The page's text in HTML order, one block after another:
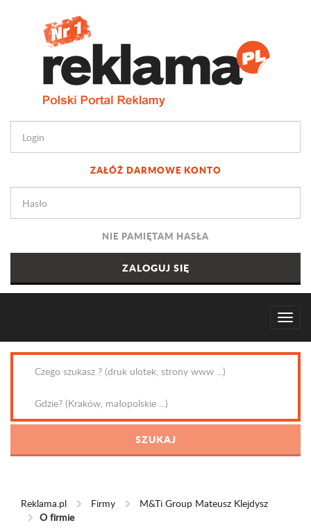
ZAŁÓŻ DARMOWE KONTO
NIE PAMIĘTAM HASŁA
Reklama.pl Firmy
M&Ti Group Mateusz Klejdysz
O firmie